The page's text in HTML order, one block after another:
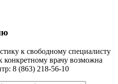
к свободному специалисту
конкретному врачу возможна
8 (863) 218-56-10